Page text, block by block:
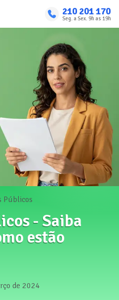
210 201 170
Seg. a Sex. 9h as 19h
Públicos
- Saiba
estão
de 2024